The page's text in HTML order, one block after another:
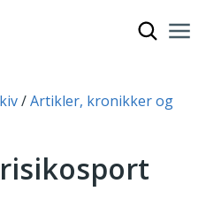
Artikler, kronikker og